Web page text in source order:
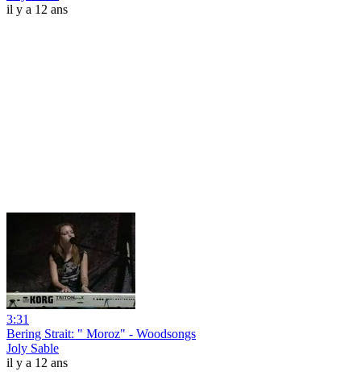
il y a 12 ans
3:31
Bering Strait: " Moroz" - Woodsongs
Joly Sable
il y a 12 ans